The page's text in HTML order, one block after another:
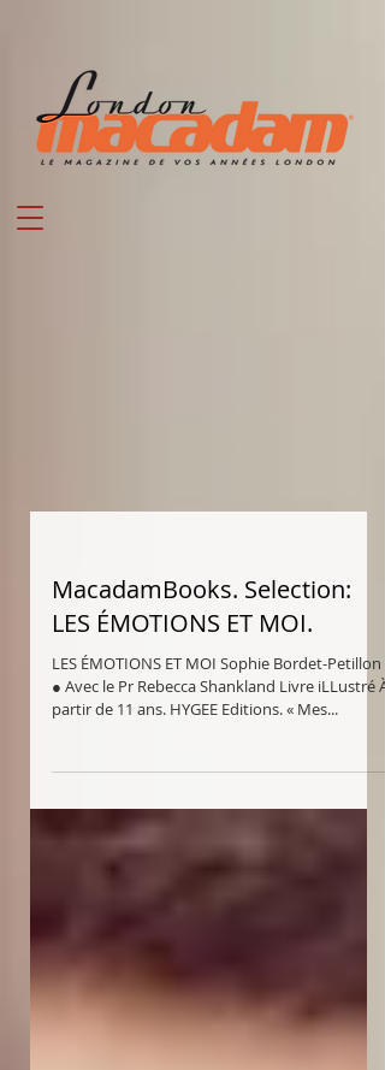
MacadamBooks. Selection:
LES ÉMOTIONS ET MOI.
LES ÉMOTIONS ET MOI Sophie Bordet-Petillon
● Avec le Pr Rebecca Shankland Livre iLLustré À
partir de 11 ans. HYGEE Editions. « Mes...